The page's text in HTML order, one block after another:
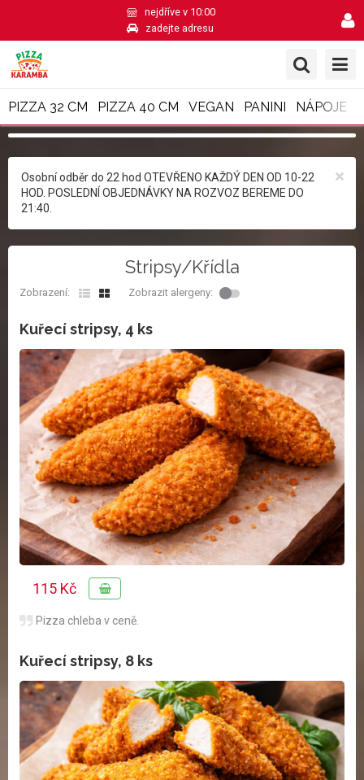
nejdříve v 10:00
zadejte adresu
PIZZA 32 CM PIZZA 40 CM VEGAN PANINI NÁPOJE
×
Osobní odběr do 22 hod OTEVŘENO KAŽDÝ DEN OD 10-22
HOD. POSLEDNÍ OBJEDNÁVKY NA ROZVOZ BEREME DO
21:40.
Stripsy/Křídla
Zobrazení: Zobrazit alergeny:
Kuřecí stripsy, 4 ks
115 Kč
Pizza chleba v ceně.
Kuřecí stripsy, 8 ks